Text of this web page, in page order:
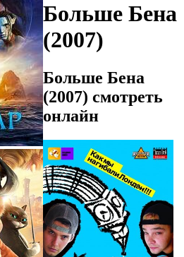
Больше Бена
(2007)
Больше Бена
(2007) смотреть
онлайн